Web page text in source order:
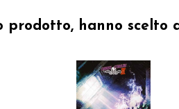
prodotto, hanno scelto